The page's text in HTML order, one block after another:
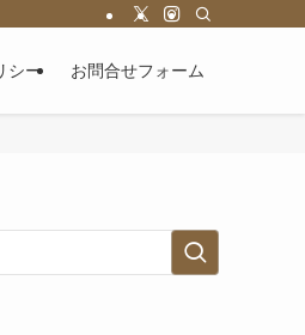
シー お問合せフォーム